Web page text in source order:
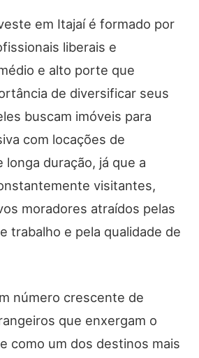
em Itajaí é formado por
liberais e
e alto porte que
de diversificar seus
buscam imóveis para
com locações de
longa duração, já que a
visitantes,
moradores atraídos pelas
trabalho e pela qualidade de
número crescente de
que enxergam o
como um dos destinos mais